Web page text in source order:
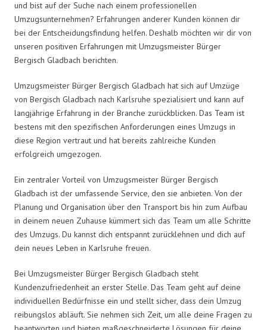
und bist auf der Suche nach einem professionellen
Umzugsunternehmen? Erfahrungen anderer Kunden können dir
bei der Entscheidungsfindung helfen. Deshalb möchten wir dir von
unseren positiven Erfahrungen mit Umzugsmeister Bürger
Bergisch Gladbach berichten.
Umzugsmeister Bürger Bergisch Gladbach hat sich auf Umzüge
von Bergisch Gladbach nach Karlsruhe spezialisiert und kann auf
langjährige Erfahrung in der Branche zurückblicken. Das Team ist
bestens mit den spezifischen Anforderungen eines Umzugs in
diese Region vertraut und hat bereits zahlreiche Kunden
erfolgreich umgezogen.
Ein zentraler Vorteil von Umzugsmeister Bürger Bergisch
Gladbach ist der umfassende Service, den sie anbieten. Von der
Planung und Organisation über den Transport bis hin zum Aufbau
in deinem neuen Zuhause kümmert sich das Team um alle Schritte
des Umzugs. Du kannst dich entspannt zurücklehnen und dich auf
dein neues Leben in Karlsruhe freuen.
Bei Umzugsmeister Bürger Bergisch Gladbach steht
Kundenzufriedenheit an erster Stelle. Das Team geht auf deine
individuellen Bedürfnisse ein und stellt sicher, dass dein Umzug
reibungslos abläuft. Sie nehmen sich Zeit, um alle deine Fragen zu